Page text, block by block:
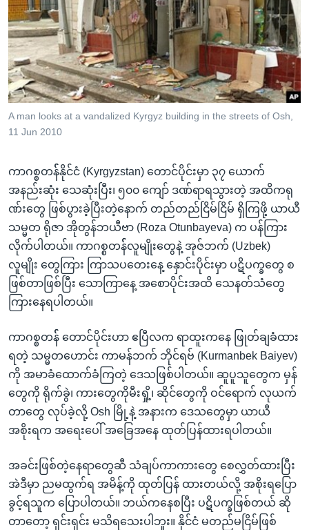
ရန်
ပင်မ
အ
ညွန်း
စာမျက်နှာ
သို့
ကျော်
ရန်
မကြေးမုံရဲ့ အင်္ဂလိပ်စာ
ရုပ်ရှင်ထဲက အင်္ဂလိပ်စာ
သုတပဒေသာ အင်္ဂလိပ်စာ
ရေဒီယို
တီဗွီ
ရေဒီယိုနှင့်ရုပ်သံ အချက်အလက်များ
ရေဒီယို/တီဗွီအစီအစဉ်
Learning English
ဗွီအိုအေ လူမှုကွန်ယက်များ
ဘာသာစကားများ
A man looks at a vandalized Kyrgyz building in the streets of Osh,
11 Jun 2010
ကာဂစ္စတန််နိုင်ငံ (Kyrgyzstan) တောင်ပိုင်းမှာ ၃၇ ယောက်
အနည်းဆုံး သေဆုံးပြီး၊ ၅၀၀ ကျော် ဒဏ်ရာရသွားတဲ့ အထိကရု
ဏ်းတွေ ဖြစ်ပွားခဲ့ပြီးတဲ့နောက် တည်တည်ငြိမ်ငြိမ် ရှိကြဖို့ ယာယီ
သမ္မတ ရိုဇာ အိုတွန်ဘယီဗာ (Roza Otunbayeva) က ပန်ကြား
လိုက်ပါတယ်။ ကာဂစ္စတန််လူမျိုးတွေနဲ့ အုဇ်ဘက် (Uzbek)
လူမျိုး တွေကြား ကြာသပတေးနေ့ နှောင်းပိုင်းမှာ ပဋိပက္ခတွေ စ
ဖြစ်တာဖြစ်ပြီး သောကြာနေ့ အစောပိုင်းအထိ သေနတ်သံတွေ
ကြားနေရပါတယ်။
ကာဂစ္စတန်် တောင်ပိုင်းဟာ ဧပြီလက ရာထူးကနေ ဖြုတ်ချခံထား
ရတဲ့ သမ္မတဟောင်း ကာမန်ဘက် ဘိုင်ရဗ် (Kurmanbek Baiyev)
ကို အမာခံထောက်ခံကြတဲ့ ဒေသဖြစ်ပါတယ်။ ဆူပူသူတွေက မှန်
တွေကို ရိုက်ခွဲ၊ ကားတွေကိုမီးရှို့၊ ဆိုင်တွေကို ဝင်ရောက် လုယက်
တာတွေ လုပ်ခဲ့လို့ Osh မြို့နဲ့ အနားက ဒေသတွေမှာ ယာယီ
အစိုးရက အရေးပေါ် အခြေအနေ ထုတ်ပြန်ထားရပါတယ်။
အခင်းဖြစ်တဲ့နေရာတွေဆီ သံချပ်ကာကားတွေ စေလွှတ်ထားပြီး
အဲဒီမှာ ညမထွက်ရ အမိန့်ကို ထုတ်ပြန် ထားတယ်လို့ အစိုးရပြော
ခွင့်ရသူက ပြောပါတယ်။ ဘယ်ကနေစပြီး ပဋိပက္ခဖြစ်တယ် ဆို
တာတော့ ရှင်းရှင်း မသိရသေးပါဘူး။ နိုင်ငံ မတည်မငြိမ်ဖြစ်